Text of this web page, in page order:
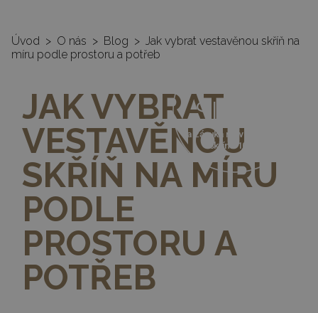
SLEVA
a záruka na vestavěné
skříně 10 let
Úvod > O nás > Blog > Jak vybrat vestavěnou skříň na
míru podle prostoru a potřeb
JAK VYBRAT
VESTAVĚNOU
SKŘÍŇ NA MÍRU
PODLE
PROSTORU A
POTŘEB